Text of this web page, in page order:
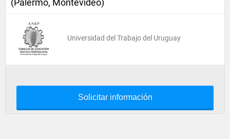
(Palermo, Montevideo)
Universidad del Trabajo del Uruguay
Solicitar información